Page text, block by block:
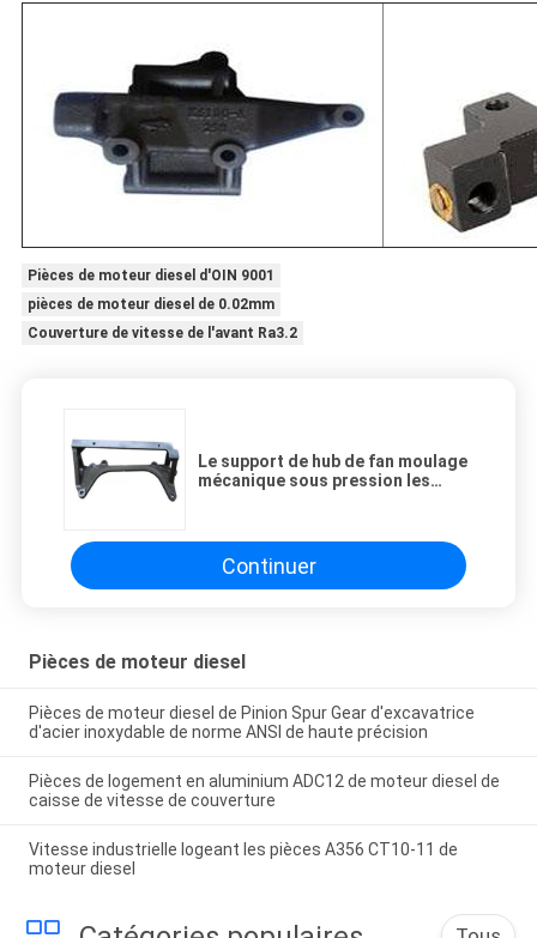
Pièces de moteur diesel d'OIN 9001
pièces de moteur diesel de 0.02mm
Couverture de vitesse de l'avant Ra3.2
Le support de hub de fan moulage
mécanique sous pression les
Continuer
Pièces de moteur diesel
Pièces de moteur diesel de Pinion Spur Gear d'excavatrice
d'acier inoxydable de norme ANSI de haute précision
Pièces de logement en aluminium ADC12 de moteur diesel de
caisse de vitesse de couverture
Vitesse industrielle logeant les pièces A356 CT10-11 de
moteur diesel